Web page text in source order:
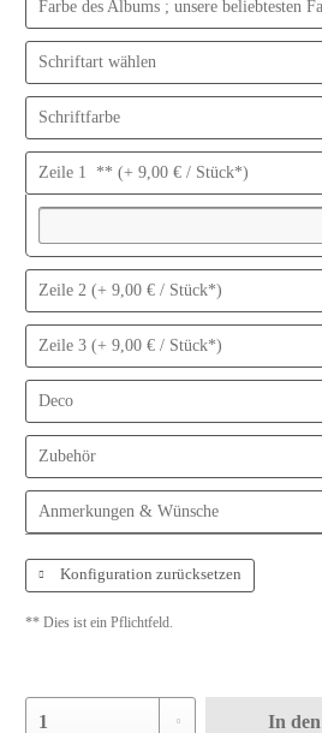
Farbe des Albums ; unsere beliebtesten
Schriftart wählen
Schriftfarbe
Zeile 1 ** (+ 9,00 € / Stück*)
Zeile 2 (+ 9,00 € / Stück*)
Zeile 3 (+ 9,00 € / Stück*)
Deco
Zubehör
Anmerkungen & Wünsche
Konfiguration zurücksetzen
** Dies ist ein Pflichtfeld.
In den